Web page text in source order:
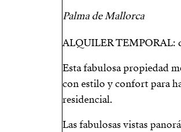
Palma de Mallorca
ALQUILER TEMPORAL:
Esta fabulosa propiedad
con estilo y confort para
residencial.
Las fabulosas vistas